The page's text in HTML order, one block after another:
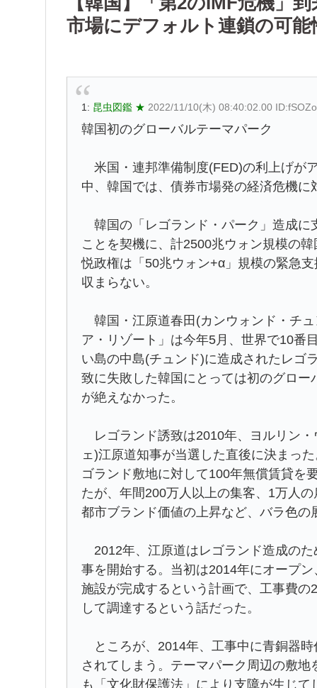
市場にデフォルト連鎖の可能
1: 昆虫図鑑 ★ 2022/11/10(木) 08:40:02.00
韓国初のグローバルテーマパーク
米国・連邦準備制度(FED)の利上げが
中、韓国では、債券市場発の経済危機
韓国の「レゴランド・パーク」造成に
ことを契機に、計2500兆ウォン規模の
悦政権は「50兆ウォン+α」規模の緊急
収まらない。
韓国・江原道春田(カンウォンド・チ
ア・リゾート」は今年5月、世界で10番
い島の中島(チュンド)に造成されたレゴ
致に失敗した韓国にとっては初のグロ
が絶えなかった。
レゴランド誘致は2010年、ヨルリン
ェ)江原道知事が当選した直後に決まっ
ゴランド敷地に対して100年無償賃貸を
たが、年間200万人以上の集客、1万人
都市ブランド価値の上昇など、バラ色
2012年、江原道はレゴランド造成の
事を開始する。当初は2014年にオープ
施設が完成するという計画で、工事費
して調達するという話だった。
ところが、2014年、工事中に青銅器
されてしまう。テーマパーク周辺の敷
も「文化財保護法」により支障が生じて